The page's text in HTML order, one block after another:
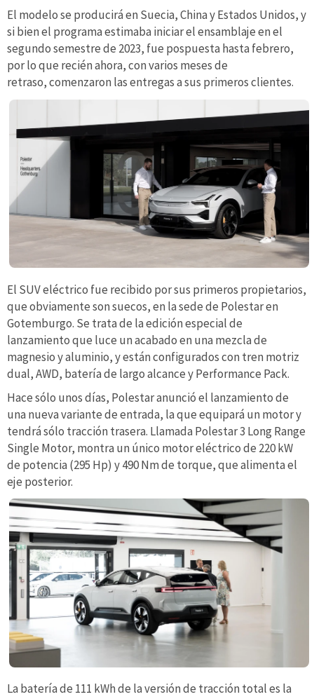
El modelo se producirá en Suecia, China y Estados Unidos, y
si bien el programa estimaba iniciar el ensamblaje en el
segundo semestre de 2023, fue pospuesta hasta febrero,
por lo que recién ahora, con varios meses de
retraso, comenzaron las entregas a sus primeros clientes.
El SUV eléctrico fue recibido por sus primeros propietarios,
que obviamente son suecos, en la sede de Polestar en
Gotemburgo. Se trata de la edición especial de
lanzamiento que luce un acabado en una mezcla de
magnesio y aluminio, y están configurados con tren motriz
dual, AWD, batería de largo alcance y Performance Pack.
Hace sólo unos días, Polestar anunció el lanzamiento de
una nueva variante de entrada, la que equipará un motor y
tendrá sólo tracción trasera. Llamada Polestar 3 Long Range
Single Motor, montra un único motor eléctrico de 220 kW
de potencia (295 Hp) y 490 Nm de torque, que alimenta el
eje posterior.
La batería de 111 kWh de la versión de tracción total es la